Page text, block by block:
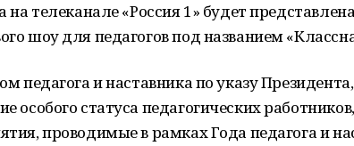
на телеканале «Россия 1» будет
шоу для педагогов под названием
педагога и наставника по указу
особого статуса педагогических
проводимые в рамках Года педагога и